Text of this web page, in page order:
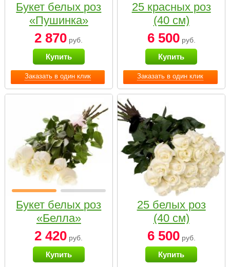
Заказать в один клик
Букет белых роз
«Пушинка»
2 870 руб.
Купить
Заказать в один клик
25 красных роз
(40 см)
6 500руб.
Купить
Букет белых роз
«Белла»
2 420 руб.
Купить
25 белых роз
(40 см)
6 500руб.
Купить